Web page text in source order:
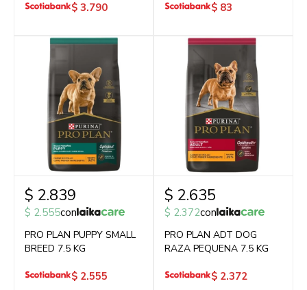
$ 3.790 $ 83
$ 2.839
$ 2.555con
PRO PLAN PUPPY SMALL
BREED 7.5 KG
$ 2.555
$ 2.635
$ 2.372con
PRO PLAN ADT DOG
RAZA PEQUENA 7.5 KG
$ 2.372